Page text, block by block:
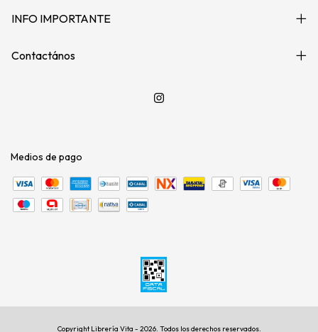
INFO IMPORTANTE
Contactános
Medios de pago
Copyright Librería Vita - 2026. Todos los derechos reservados.